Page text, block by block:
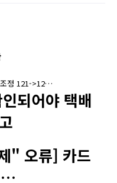
조정 121->12…
되어야 택배
" 오류] 카드
…